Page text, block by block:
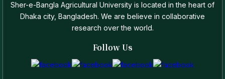
Sher-e-Bangla Agricultural University is located in the heart of
Dhaka city, Bangladesh. We are believe in collaborative
research over the world.
Follow Us